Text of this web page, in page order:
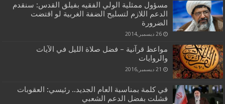
مسؤول ممثلية الولي الفقيه بفيلق القدس: سنقدم
الدعم اللازم لتسليح الضفة الغربية لو اقتضت
الضرورة
26 ديسمبر,2014
مواعظ قرآنية – فضل صلاة الليل في الآيات
والروايات
21 ديسمبر,2016
في كلمة بمناسبة العام الجديد.. رئيسي: العقوبات
فشلت بفضل الدعم الشعبي